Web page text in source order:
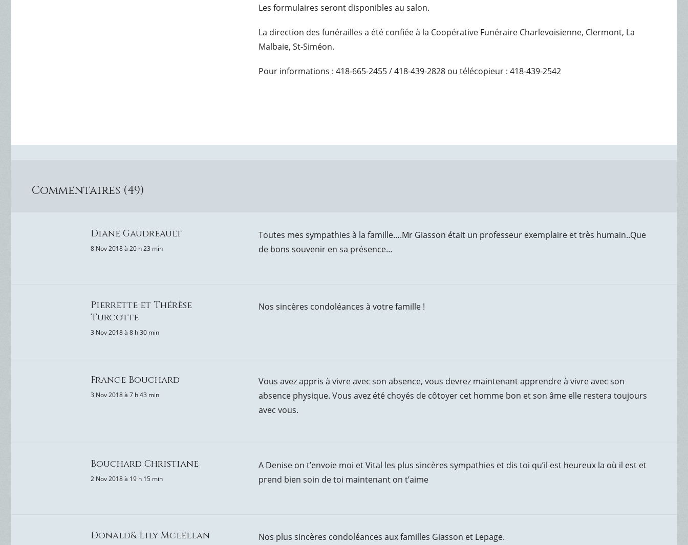
Les formulaires seront disponibles au salon.
La direction des funérailles a été confiée à la Coopérative Funéraire Charlevoisienne, Clermont, La
Malbaie, St-Siméon.
Pour informations : 418-665-2455 / 418-439-2828 ou télécopieur : 418-439-2542
Commentaires (49)
Diane Gaudreault
8 Nov 2018 à 20 h 23 min
Toutes mes sympathies à la famille….Mr Giasson était un professeur exemplaire et très humain..Que
de bons souvenir en sa présence…
Pierrette et Thérèse
Turcotte
3 Nov 2018 à 8 h 30 min
Nos sincères condoléances à votre famille !
France Bouchard
3 Nov 2018 à 7 h 43 min
Vous avez appris à vivre avec son absence, vous devrez maintenant apprendre à vivre avec son
absence physique. Vous avez été choyés de côtoyer cet homme bon et son âme elle restera toujours
avec vous.
Bouchard Christiane
2 Nov 2018 à 19 h 15 min
A Denise on t’envoie moi et Vital les plus sincères sympathies et dis toi qu’il est heureux la où il est et
prend bien soin de toi maintenant on t’aime
Donald& Lily Mclellan
Nos plus sincères condoléances aux familles Giasson et Lepage.